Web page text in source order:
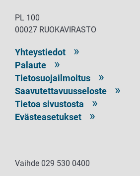
PL 100
00027 RUOKAVIRASTO
Yhteystiedot
Palaute
Tietosuojailmoitus
Saavutettavuusseloste
Tietoa sivustosta
Evästeasetukset
Vaihde 029 530 0400